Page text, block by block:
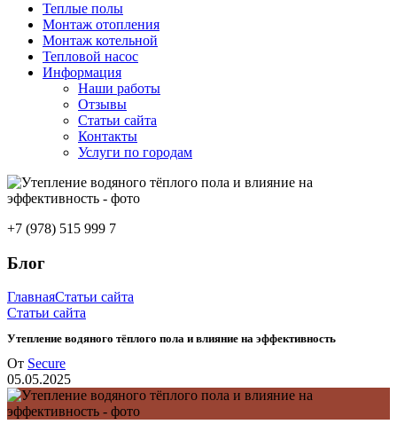
Теплые полы
Монтаж отопления
Монтаж котельной
Тепловой насос
Информация
Наши работы
Отзывы
Статьи сайта
Контакты
Услуги по городам
+7 (978) 515 999 7
Блог
ГлавнаяСтатьи сайта
Статьи сайта
Утепление водяного тёплого пола и влияние на эффективность
От Secure
05.05.2025